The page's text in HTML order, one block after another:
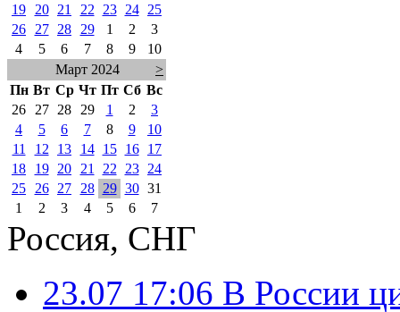
19
20 21 22 23 24
25
26
27 28 29 1 2
3
4
5 6 7 8 9
10
Март 2024
>
Пн Вт Ср Чт Пт Сб Вс
26
27 28 29 1 2
3
4
5 6 7 8 9
10
11
12 13 14 15 16
17
18
19 20 21 22 23
24
25
26 27 28 29 30 31
1
2 3 4 5 6 7
Россия, СНГ
23.07 17:06 В России